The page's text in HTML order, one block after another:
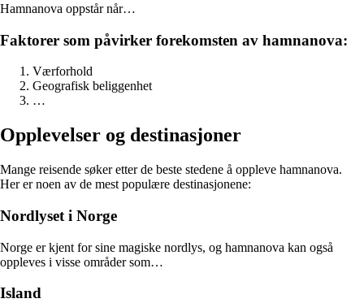
Hamnanova oppstår når…
Faktorer som påvirker forekomsten av hamnanova:
Værforhold
Geografisk beliggenhet
…
Opplevelser og destinasjoner
Mange reisende søker etter de beste stedene å oppleve hamnanova.
Her er noen av de mest populære destinasjonene:
Nordlyset i Norge
Norge er kjent for sine magiske nordlys, og hamnanova kan også
oppleves i visse områder som…
Island